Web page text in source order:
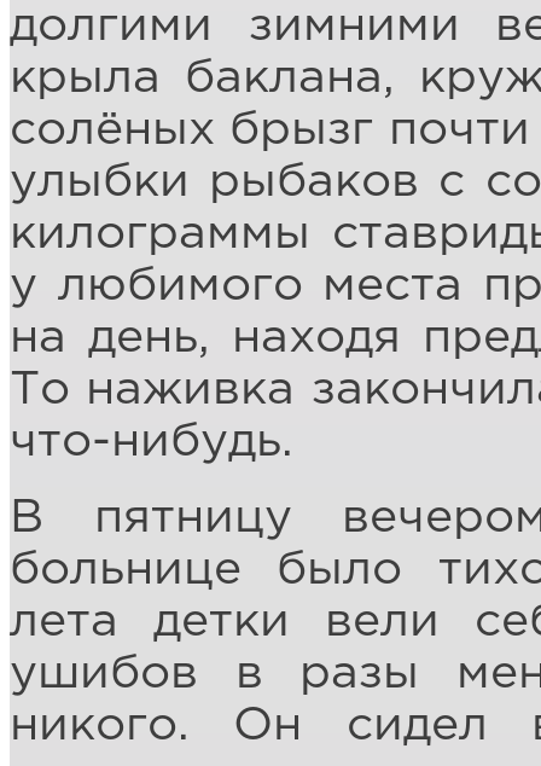
долгими зимними
крыла баклана,
солёных брызг
улыбки рыбаков с
килограммы
у любимого места
на день, находя
То наживка
что-нибудь.
В пятницу
больнице было
лета детки вели
ушибов в разы
никого. Он сидел